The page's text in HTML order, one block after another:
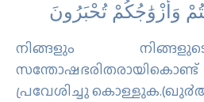
وَأَزْوَٰجُكُمْ تُحْبَرُونَ
നിങ്ങളും
പ്രവേശിച്ചു